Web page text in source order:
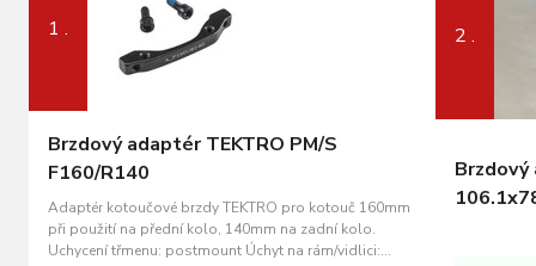
1 .
Brzdový adaptér TEKTRO PM/S
F160/R140
Adaptér kotoučové brzdy TEKTRO pro kotouč 160mm
při použití na přední kolo, 140mm na zadní kolo.
Uchycení třmenu: postmount Úchyt na rám/vidlici:
2 .